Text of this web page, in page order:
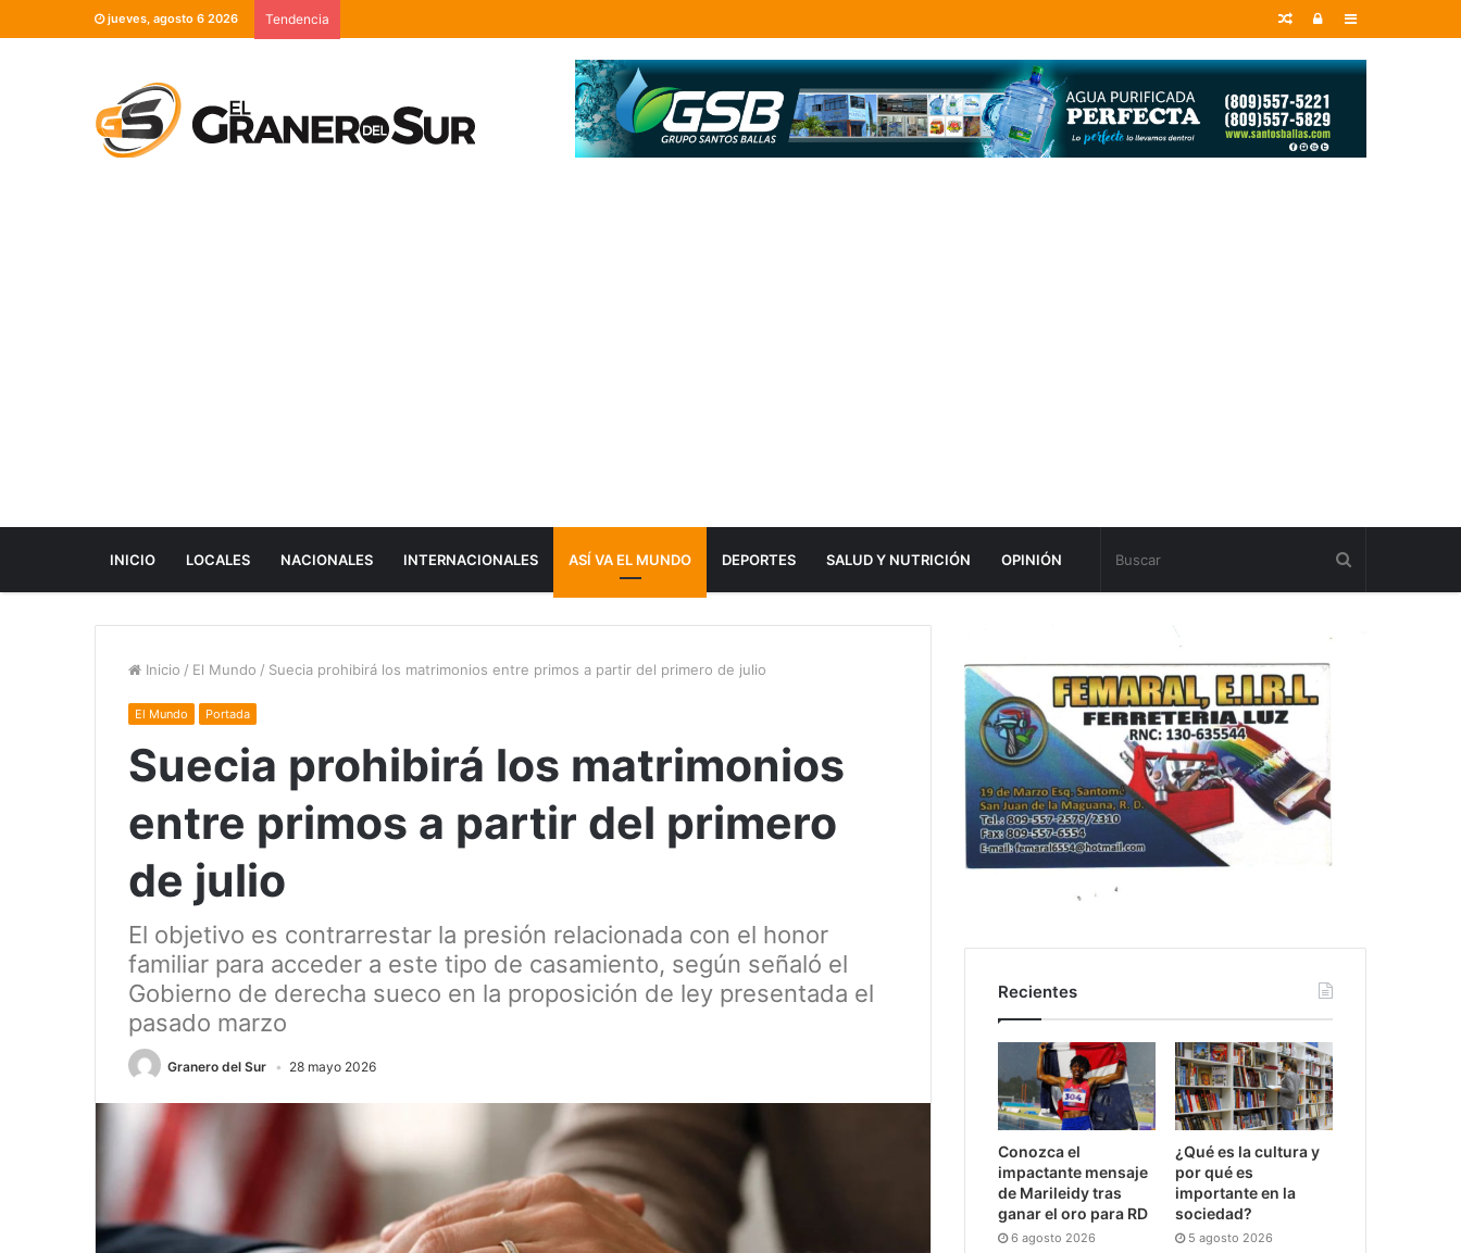
jueves, agosto 6 2026 Tendencia Sidebar
Entrar
Random
INICIO LOCALES NACIONALES INTERNACIONALES ASÍ VA EL MUNDO DEPORTES SALUD Y NUTRICIÓN OPINIÓN
Inicio / El Mundo / Suecia prohibirá los matrimonios entre primos a partir del primero de julio
El Mundo Portada
Suecia prohibirá los matrimonios
entre primos a partir del primero
de julio
El objetivo es contrarrestar la presión relacionada con el honor
familiar para acceder a este tipo de casamiento, según señaló el
Gobierno de derecha sueco en la proposición de ley presentada el
pasado marzo
Granero del Sur 28 mayo 2026
Recientes
Conozca el
impactante mensaje
de Marileidy tras
ganar el oro para RD
6 agosto 2026
¿Qué es la cultura y
por qué es
importante en la
sociedad?
5 agosto 2026